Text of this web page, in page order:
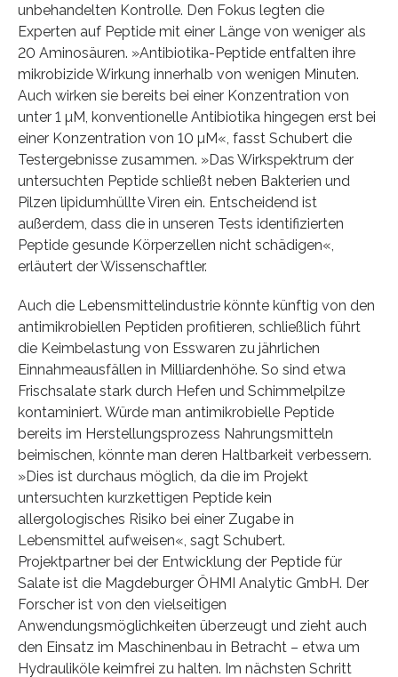
unbehandelten Kontrolle. Den Fokus legten die
Experten auf Peptide mit einer Länge von weniger als
20 Aminosäuren. »Antibiotika-Peptide entfalten ihre
mikrobizide Wirkung innerhalb von wenigen Minuten.
Auch wirken sie bereits bei einer Konzentration von
unter 1 µM, konventionelle Antibiotika hingegen erst bei
einer Konzentration von 10 µM«, fasst Schubert die
Testergebnisse zusammen. »Das Wirkspektrum der
untersuchten Peptide schließt neben Bakterien und
Pilzen lipidumhüllte Viren ein. Entscheidend ist
außerdem, dass die in unseren Tests identifizierten
Peptide gesunde Körperzellen nicht schädigen«,
erläutert der Wissenschaftler.
Auch die Lebensmittelindustrie könnte künftig von den
antimikrobiellen Peptiden profitieren, schließlich führt
die Keimbelastung von Esswaren zu jährlichen
Einnahmeausfällen in Milliardenhöhe. So sind etwa
Frischsalate stark durch Hefen und Schimmelpilze
kontaminiert. Würde man antimikrobielle Peptide
bereits im Herstellungsprozess Nahrungsmitteln
beimischen, könnte man deren Haltbarkeit verbessern.
»Dies ist durchaus möglich, da die im Projekt
untersuchten kurzkettigen Peptide kein
allergologisches Risiko bei einer Zugabe in
Lebensmittel aufweisen«, sagt Schubert.
Projektpartner bei der Entwicklung der Peptide für
Salate ist die Magdeburger ÖHMI Analytic GmbH. Der
Forscher ist von den vielseitigen
Anwendungsmöglichkeiten überzeugt und zieht auch
den Einsatz im Maschinenbau in Betracht – etwa um
Hydrauliköle keimfrei zu halten. Im nächsten Schritt